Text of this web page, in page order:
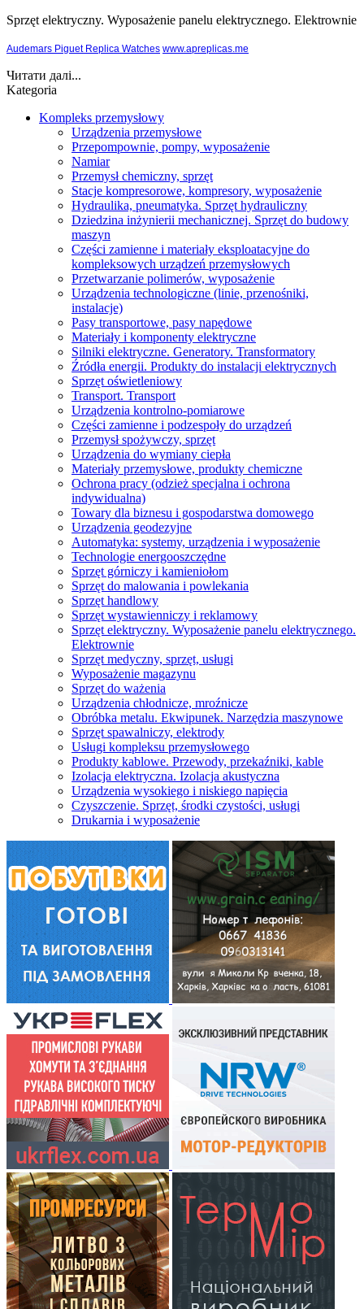
Sprzęt elektryczny. Wyposażenie panelu elektrycznego. Elektrownie
Audemars Piguet Replica Watches www.apreplicas.me
Читати далі...
Kategoria
Kompleks przemysłowy
Urządzenia przemysłowe
Przepompownie, pompy, wyposażenie
Namiar
Przemysł chemiczny, sprzęt
Stacje kompresorowe, kompresory, wyposażenie
Hydraulika, pneumatyka. Sprzęt hydrauliczny
Dziedzina inżynierii mechanicznej. Sprzęt do budowy
maszyn
Części zamienne i materiały eksploatacyjne do
kompleksowych urządzeń przemysłowych
Przetwarzanie polimerów, wyposażenie
Urządzenia technologiczne (linie, przenośniki,
instalacje)
Pasy transportowe, pasy napędowe
Materiały i komponenty elektryczne
Silniki elektryczne. Generatory. Transformatory
Źródła energii. Produkty do instalacji elektrycznych
Sprzęt oświetleniowy
Transport. Transport
Urządzenia kontrolno-pomiarowe
Części zamienne i podzespoły do ​​urządzeń
Przemysł spożywczy, sprzęt
Urządzenia do wymiany ciepła
Materiały przemysłowe, produkty chemiczne
Ochrona pracy (odzież specjalna i ochrona
indywidualna)
Towary dla biznesu i gospodarstwa domowego
Urządzenia geodezyjne
Automatyka: systemy, urządzenia i wyposażenie
Technologie energooszczędne
Sprzęt górniczy i kamieniołom
Sprzęt do malowania i powlekania
Sprzęt handlowy
Sprzęt wystawienniczy i reklamowy
Sprzęt elektryczny. Wyposażenie panelu elektrycznego.
Elektrownie
Sprzęt medyczny, sprzęt, usługi
Wyposażenie magazynu
Sprzęt do ważenia
Urządzenia chłodnicze, mroźnicze
Obróbka metalu. Ekwipunek. Narzędzia maszynowe
Sprzęt spawalniczy, elektrody
Usługi kompleksu przemysłowego
Produkty kablowe. Przewody, przekaźniki, kable
Izolacja elektryczna. Izolacja akustyczna
Urządzenia wysokiego i niskiego napięcia
Czyszczenie. Sprzęt, środki czystości, usługi
Drukarnia i wyposażenie